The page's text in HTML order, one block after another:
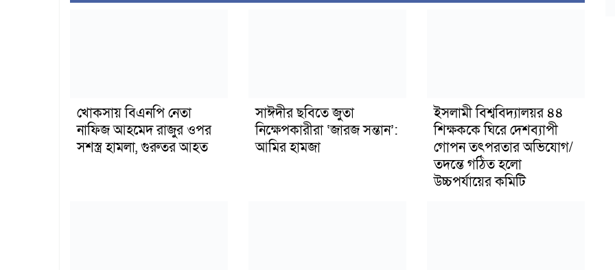
খোকসায় বিএনপি নেতা
নাফিজ আহমেদ রাজুর ওপর
সশস্ত্র হামলা, গুরুতর আহত
সাঈদীর ছবিতে জুতা
নিক্ষেপকারীরা ‘জারজ সন্তান’:
আমির হামজা
ইসলামী বিশ্ববিদ্যালয়র ৪৪
শিক্ষককে ঘিরে দেশব্যাপী
গোপন তৎপরতার অভিযোগ/
তদন্তে গঠিত হলো
উচ্চপর্যায়ের কমিটি